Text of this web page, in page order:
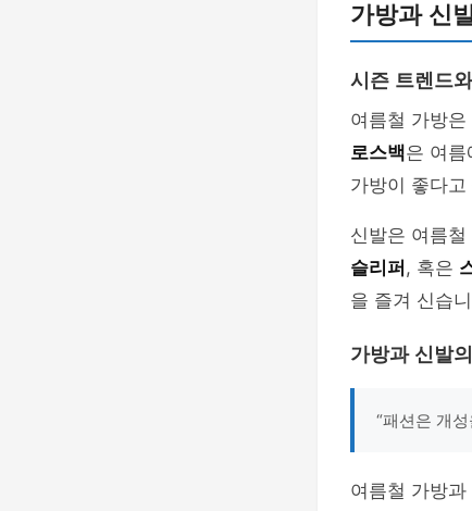
가방과 신
시즌 트렌드
여름철 가방
로스백은 여
가방이 좋다
신발은 여름
슬리퍼 , 혹은
을 즐겨 신습
가방과 신발
“패션은 개
여름철 가방